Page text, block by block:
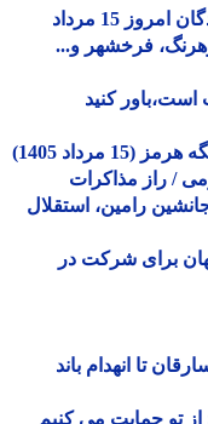
جدول قطعی برق شهرکرد، بروجن و لردگان امروز 15 مرداد
فرخشهر و...
کنید
راز مذاکرات
رامین، استقلال
برای شرکت در
تا انهدام باند
حمایت می کنیم